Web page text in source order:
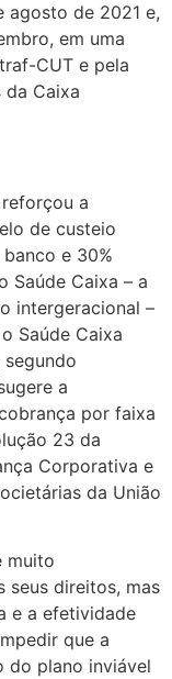
agosto de 2021 e,
em uma
CUT e pela
da Caixa
a
de custeio
e 30%
Saúde Caixa – a
intergeracional –
Saúde Caixa
a
por faixa
23 da
Corporativa e
da União
muito
seus direitos, mas
e a efetividade
que a
do plano inviável